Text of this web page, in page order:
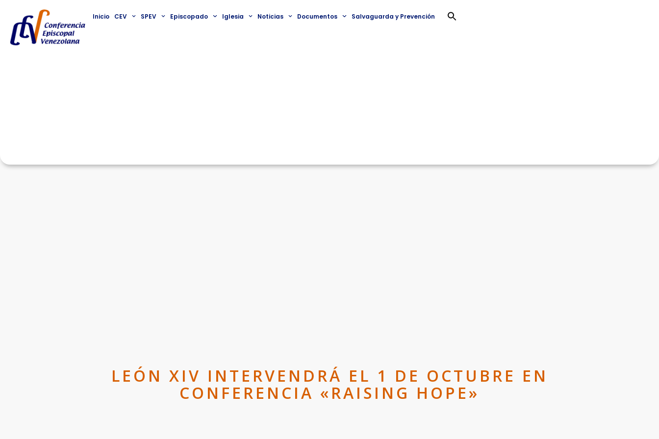
Inicio CEV SPEV Episcopado Iglesia Noticias Documentos Salvaguarda y Prevención
LEÓN XIV INTERVENDRÁ EL 1 DE OCTUBRE EN
CONFERENCIA «RAISING HOPE»